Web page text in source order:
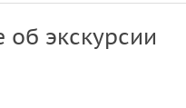
экскурсии